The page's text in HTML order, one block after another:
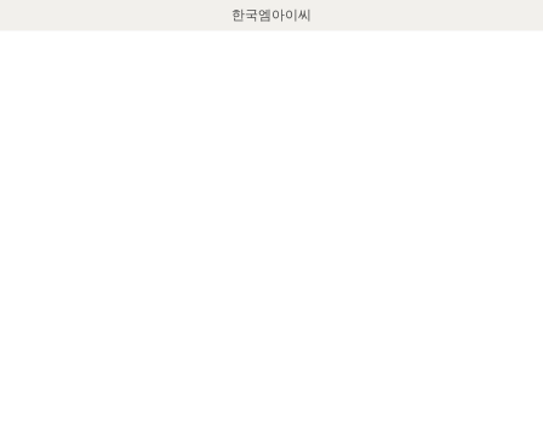
한국엠아이씨